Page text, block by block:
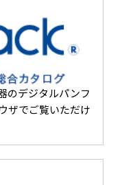
のデジタルパンフ
ザでご覧いただけ